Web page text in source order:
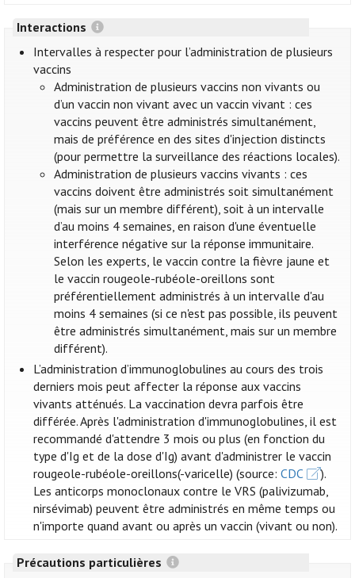
Interactions
Intervalles à respecter pour l’administration de plusieurs
vaccins
Administration de plusieurs vaccins non vivants ou
d’un vaccin non vivant avec un vaccin vivant : ces
vaccins peuvent être administrés simultanément,
mais de préférence en des sites d'injection distincts
(pour permettre la surveillance des réactions locales).
Administration de plusieurs vaccins vivants : ces
vaccins doivent être administrés soit simultanément
(mais sur un membre différent), soit à un intervalle
d’au moins 4 semaines, en raison d'une éventuelle
interférence négative sur la réponse immunitaire.
Selon les experts, le vaccin contre la fièvre jaune et
le vaccin rougeole-rubéole-oreillons sont
préférentiellement administrés à un intervalle d'au
moins 4 semaines (si ce n'est pas possible, ils peuvent
être administrés simultanément, mais sur un membre
différent).
L’administration d’immunoglobulines au cours des trois
derniers mois peut affecter la réponse aux vaccins
vivants atténués. La vaccination devra parfois être
différée. Après l'administration d'immunoglobulines, il est
recommandé d'attendre 3 mois ou plus (en fonction du
type d'Ig et de la dose d'Ig) avant d'administrer le vaccin
rougeole-rubéole-oreillons(-varicelle) (source:CDC
).
Les anticorps monoclonaux contre le VRS (palivizumab,
nirsévimab) peuvent être administrés en même temps ou
n'importe quand avant ou après un vaccin (vivant ou non).
Précautions particulières